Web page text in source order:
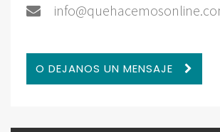
O DEJANOS UN MENSAJE